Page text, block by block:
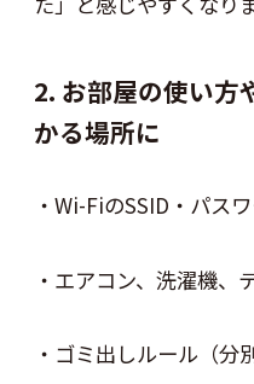
2. お部屋の使い方
かる場所に
・Wi-FiのSSID・パス
・エアコン、洗濯機、
・ゴミ出しルール（分